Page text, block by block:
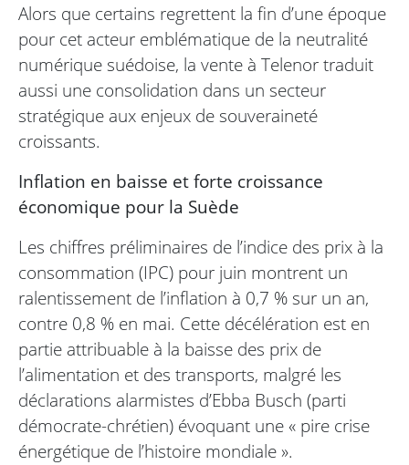
Alors que certains regrettent la fin d’une époque
pour cet acteur emblématique de la neutralité
numérique suédoise, la vente à Telenor traduit
aussi une consolidation dans un secteur
stratégique aux enjeux de souveraineté
croissants.
Inflation en baisse et forte croissance
économique pour la Suède
Les chiffres préliminaires de l’indice des prix à la
consommation (IPC) pour juin montrent un
ralentissement de l’inflation à 0,7 % sur un an,
contre 0,8 % en mai. Cette décélération est en
partie attribuable à la baisse des prix de
l’alimentation et des transports, malgré les
déclarations alarmistes d’Ebba Busch (parti
démocrate-chrétien) évoquant une « pire crise
énergétique de l’histoire mondiale ».